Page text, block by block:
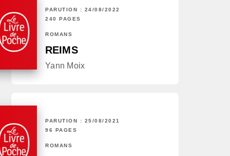
PARUTION : 24/08/2022
240 PAGES
ROMANS
REIMS
Yann Moix
PARUTION : 25/08/2021
96 PAGES
ROMANS